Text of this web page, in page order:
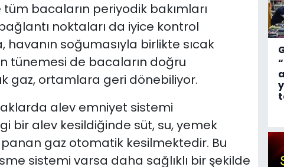
bacaların periyodik bakımları
noktaları da iyice kontrol
havanın soğumasıyla birlikte sıcak
tünemesi de bacaların doğru
gaz, ortamlara geri dönebiliyor.
alev emniyet sistemi
bir alev kesildiğinde süt, su, yemek
gaz otomatik kesilmektedir. Bu
sistemi varsa daha sağlıklı bir şekilde